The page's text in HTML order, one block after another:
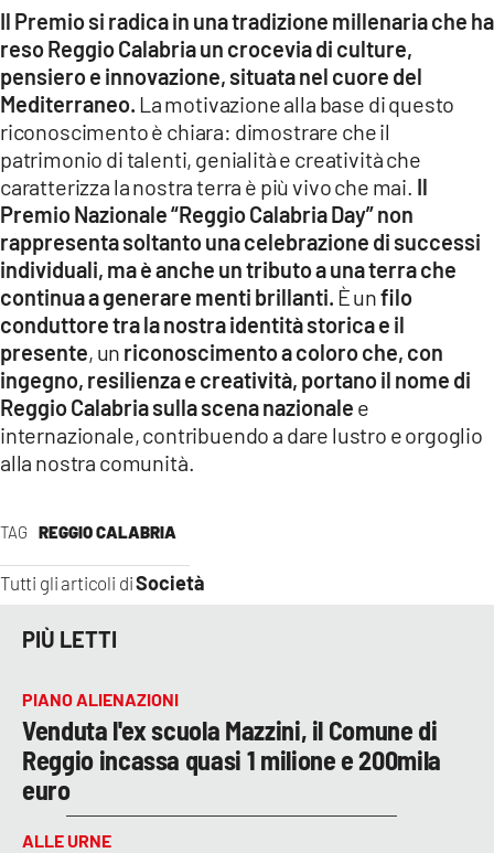
APPLE
TAG REGGIO CALABRIA
Tutti gli articoli diSocietà
Il Premio si radica in una tradizione millenaria che ha
reso Reggio Calabria un crocevia di culture,
pensiero e innovazione, situata nel cuore del
Mediterraneo. La motivazione alla base di questo
riconoscimento è chiara: dimostrare che il
patrimonio di talenti, genialità e creatività che
caratterizza la nostra terra è più vivo che mai. Il
Premio Nazionale “Reggio Calabria Day” non
rappresenta soltanto una celebrazione di successi
individuali, ma è anche un tributo a una terra che
continua a generare menti brillanti. È unfilo
conduttore tra la nostra identità storica e il
presente, un riconoscimento a coloro che, con
ingegno, resilienza e creatività, portano il nome di
Reggio Calabria sulla scena nazionale e
internazionale, contribuendo a dare lustro e orgoglio
alla nostra comunità.
PIÙ LETTI
PIANO ALIENAZIONI
Venduta l'ex scuola Mazzini, il Comune di
Reggio incassa quasi 1 milione e 200mila
euro
ALLE URNE